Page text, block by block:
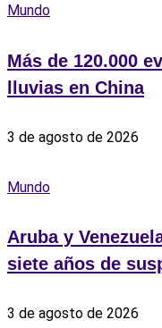
Mundo
Más de 120.000
lluvias en China
3 de agosto de 2026
Mundo
Aruba y
siete años de
3 de agosto de 2026